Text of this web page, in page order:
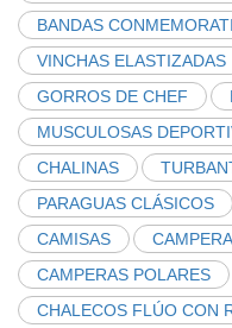
BANDAS
VINCHAS ELASTIZADAS
GORROS DE CHEF
MUSCULOSAS
CHALINAS
PARAGUAS CLÁSICOS
CAMISAS
CAMPERAS POLARES
CHALECOS FLÚO CON